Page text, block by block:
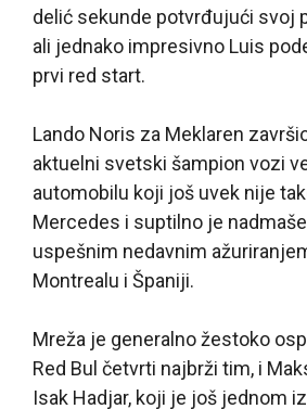
delić sekunde potvrđujući svoj
ali jednako impresivno Luis
prvi red start.
Lando Noris za Meklaren
aktuelni svetski šampion vozi
automobilu koji još uvek nije
Mercedes i suptilno je
uspešnim nedavnim
Montrealu i Španiji.
Mreža je generalno žestoko
Red Bul četvrti najbrži tim, i
Isak Hadjar, koji je još jednom